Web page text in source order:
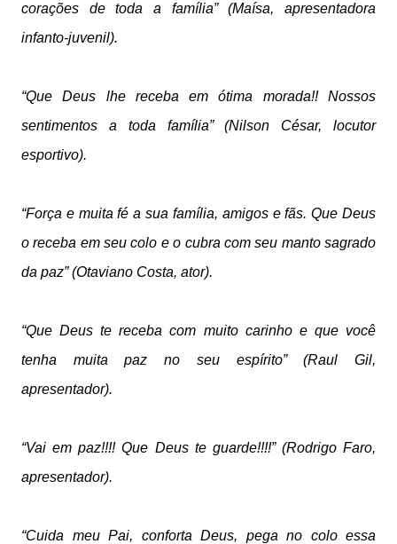
corações de toda a família” (Maísa, apresentadora
infanto-juvenil).
“Que Deus lhe receba em ótima morada!! Nossos
sentimentos a toda família” (Nilson César, locutor
esportivo).
“Força e muita fé a sua família, amigos e fãs. Que Deus
o receba em seu colo e o cubra com seu manto sagrado
da paz” (Otaviano Costa, ator).
“Que Deus te receba com muito carinho e que você
tenha muita paz no seu espírito” (Raul Gil,
apresentador).
“Vai em paz!!!! Que Deus te guarde!!!!” (Rodrigo Faro,
apresentador).
“Cuida meu Pai, conforta Deus, pega no colo essa